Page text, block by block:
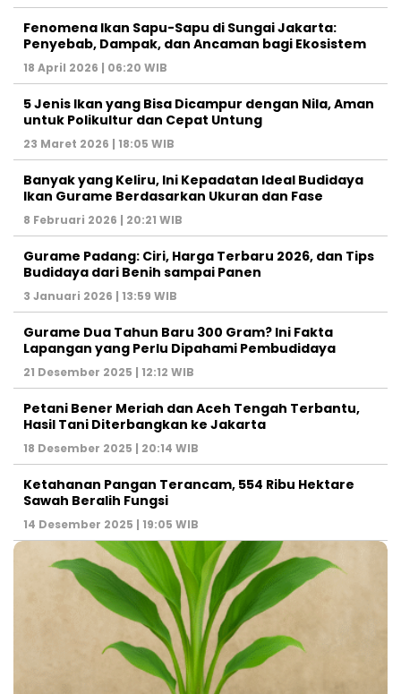
Fenomena Ikan Sapu-Sapu di Sungai Jakarta:
Penyebab, Dampak, dan Ancaman bagi Ekosistem
18 April 2026 | 06:20 WIB
5 Jenis Ikan yang Bisa Dicampur dengan Nila, Aman
untuk Polikultur dan Cepat Untung
23 Maret 2026 | 18:05 WIB
Banyak yang Keliru, Ini Kepadatan Ideal Budidaya
Ikan Gurame Berdasarkan Ukuran dan Fase
8 Februari 2026 | 20:21 WIB
Gurame Padang: Ciri, Harga Terbaru 2026, dan Tips
Budidaya dari Benih sampai Panen
3 Januari 2026 | 13:59 WIB
Gurame Dua Tahun Baru 300 Gram? Ini Fakta
Lapangan yang Perlu Dipahami Pembudidaya
21 Desember 2025 | 12:12 WIB
Petani Bener Meriah dan Aceh Tengah Terbantu,
Hasil Tani Diterbangkan ke Jakarta
18 Desember 2025 | 20:14 WIB
Ketahanan Pangan Terancam, 554 Ribu Hektare
Sawah Beralih Fungsi
14 Desember 2025 | 19:05 WIB